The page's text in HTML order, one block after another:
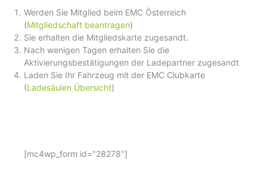
Werden Sie Mitglied beim EMC Österreich
(Mitgliedschaft beantragen)
Sie erhalten die Mitgliedskarte zugesandt.
Nach wenigen Tagen erhalten Sie die
Aktivierungsbestätigungen der Ladepartner zugesandt
Laden Sie Ihr Fahrzeug mit der EMC Clubkarte
(Ladesäulen Übersicht)
[mc4wp_form id="28278"]